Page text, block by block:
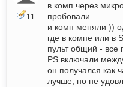
11
в комп через
пробовали
и комп меняли ))
где в компе или в
пульт общий - все
PS включали
он получался как
лучше, но не